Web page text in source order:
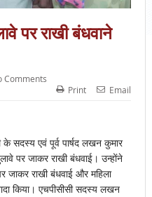
पर राखी बंधवाने
Comments
Print
Email
के सदस्य एवं पूर्व पार्षद लखन कुमार
पर जाकर राखी बंधवाई। उन्होंने
जाकर राखी बंधवाई और महिला
किया। एचपीसीसी सदस्य लखन